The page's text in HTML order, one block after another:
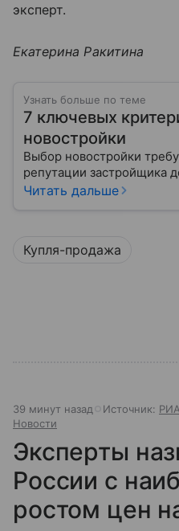
эксперт.
Екатерина Ракитина
Узнать больше по теме
7 ключевых
новостройки
Выбор новостройки
репутации застройщика
Читать дальше
Купля-продажа
39 минут назад Источник:
Новости
Эксперты
России с
ростом цен